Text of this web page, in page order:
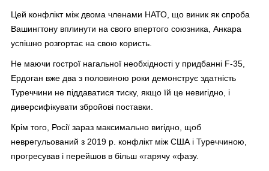
Цей конфлікт між двома членами НАТО, що виник як спроба
Вашингтону вплинути на свого впертого союзника, Анкара
успішно розгортає на свою користь.
Не маючи гострої нагальної необхідності у придбанні F-35,
Ердоган вже два з половиною роки демонструє здатність
Туреччини не піддаватися тиску, якщо їй це невигідно, і
диверсифікувати збройові поставки.
Крім того, Росії зараз максимально вигідно, щоб
неврегульований з 2019 р. конфлікт між США і Туреччиною,
прогресував і перейшов в більш «гарячу «фазу.